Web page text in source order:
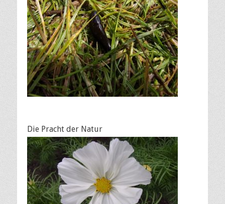
Die Pracht der Natur